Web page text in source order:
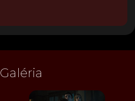
Galéria